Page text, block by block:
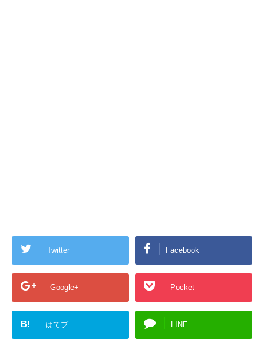
Twitter Facebook
Google+ Pocket
B! はてブ LINE